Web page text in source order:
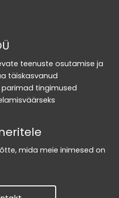
teenuste osutamise ja
täiskasvanud
tingimused
mida meie inimesed on